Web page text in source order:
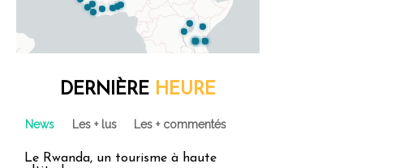
DERNIÈRE HEURE
News Les + lus Les + commentés
Le Rwanda, un tourisme à haute